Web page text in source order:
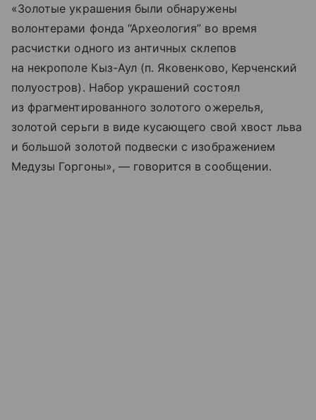
«Золотые украшения были обнаружены
волонтерами фонда “Археология” во время
расчистки одного из античных склепов
на некрополе Кыз-Аул (п. Яковенково, Керченский
полуостров). Набор украшений состоял
из фрагментированного золотого ожерелья,
золотой серьги в виде кусающего свой хвост льва
и большой золотой подвески с изображением
Медузы Горгоны», — говорится в сообщении.